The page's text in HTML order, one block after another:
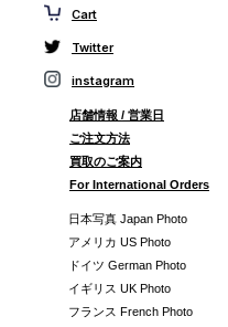
Cart
Twitter
instagram
店舗情報 / 営業日
ご注文方法
買取のご案内
For International Orders
日本写真 Japan Photo
アメリカ US Photo
ドイツ German Photo
イギリス UK Photo
フランス French Photo